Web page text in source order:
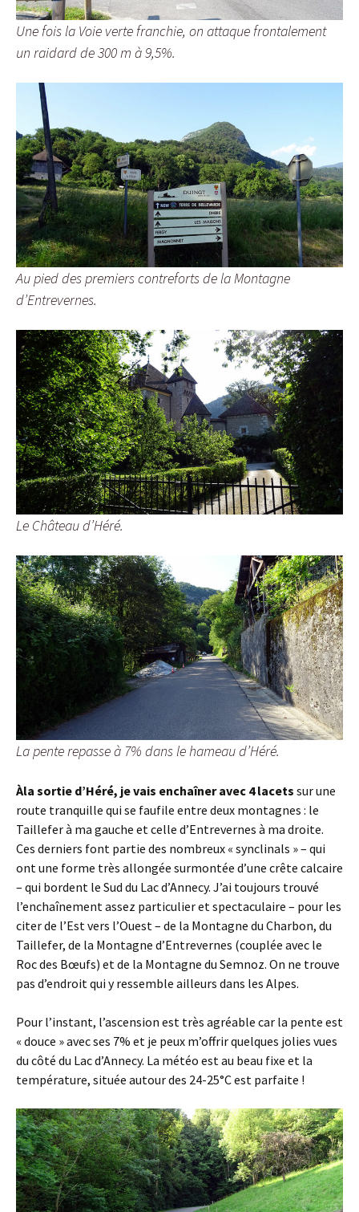
Une fois la Voie verte franchie, on attaque frontalement
un raidard de 300 m à 9,5%.
Au pied des premiers contreforts de la Montagne
d’Entrevernes.
Le Château d’Héré.
La pente repasse à 7% dans le hameau d’Héré.
Àla sortie d’Héré, je vais enchaîner avec 4 lacets sur une
route tranquille qui se faufile entre deux montagnes : le
Taillefer à ma gauche et celle d’Entrevernes à ma droite.
Ces derniers font partie des nombreux « synclinals » – qui
ont une forme très allongée surmontée d’une crête calcaire
– qui bordent le Sud du Lac d’Annecy. J’ai toujours trouvé
l’enchaînement assez particulier et spectaculaire – pour les
citer de l’Est vers l’Ouest – de la Montagne du Charbon, du
Taillefer, de la Montagne d’Entrevernes (couplée avec le
Roc des Bœufs) et de la Montagne du Semnoz. On ne trouve
pas d’endroit qui y ressemble ailleurs dans les Alpes.
Pour l’instant, l’ascension est très agréable car la pente est
« douce » avec ses 7% et je peux m’offrir quelques jolies vues
du côté du Lac d’Annecy. La météo est au beau fixe et la
température, située autour des 24-25°C est parfaite !